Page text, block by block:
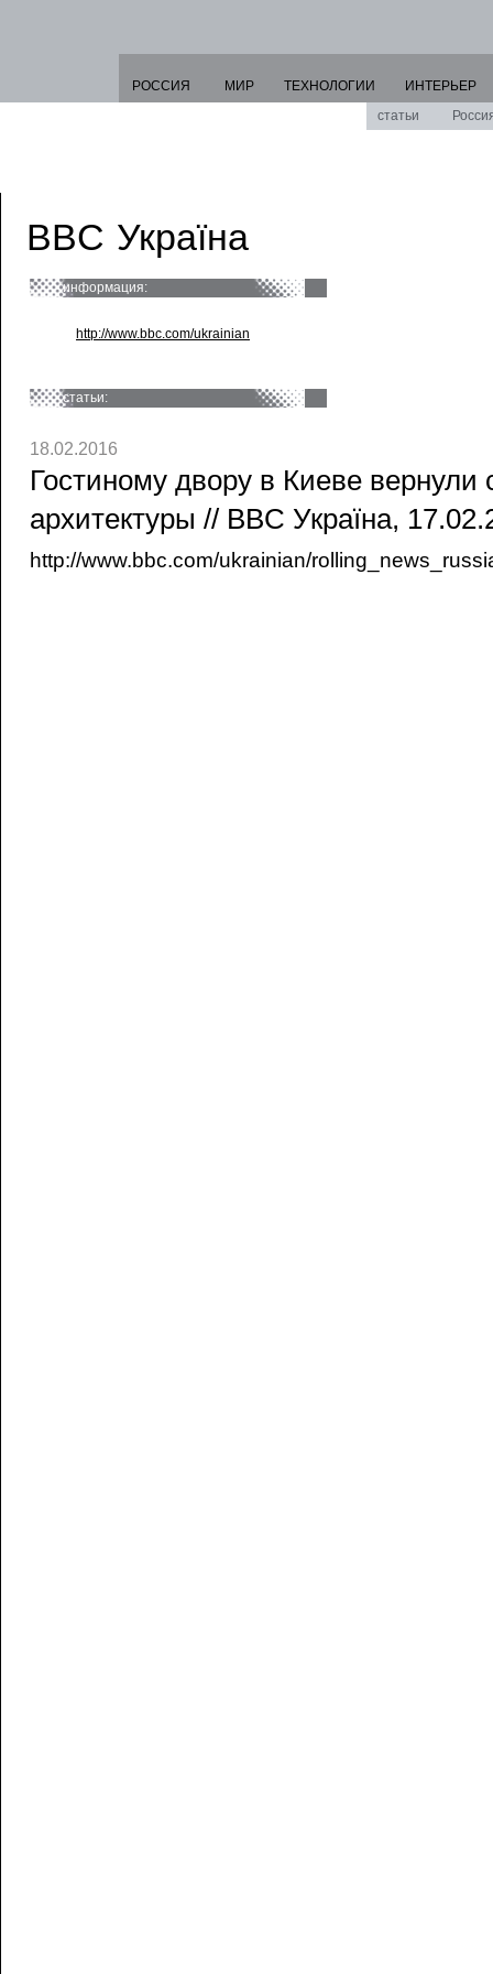
РОССИЯ МИР ТЕХНОЛОГИИ
ИНТЕРЬЕР
статьи
BBC Україна
информация:
http://www.bbc.com/ukrainian
статьи:
18.02.2016
Гостиному двору в Киеве вернули
архитектуры // BBC Україна,
http://www.bbc.com/ukrainian/